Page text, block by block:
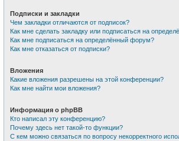
Подписки и закладки
Чем закладки отличаются от подписок?
Как мне сделать закладку или подписаться на
Как мне подписаться на определённый форум?
Как мне отказаться от подписки?
Вложения
Какие вложения разрешены на этой конференции?
Как мне найти мои вложения?
Информация о phpBB
Кто написал эту конференцию?
Почему здесь нет такой-то функции?
С кем можно связаться по вопросу некорректного